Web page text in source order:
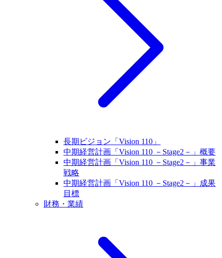
長期ビジョン「Vision 110」
中期経営計画「Vision 110 －Stage2－」概要
中期経営計画「Vision 110 －Stage2－」事業
戦略
中期経営計画「Vision 110 －Stage2－」成果
目標
財務・業績